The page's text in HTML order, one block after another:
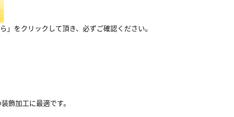
をクリックして頂き、必ずご確認ください。
飾加工に最適です。